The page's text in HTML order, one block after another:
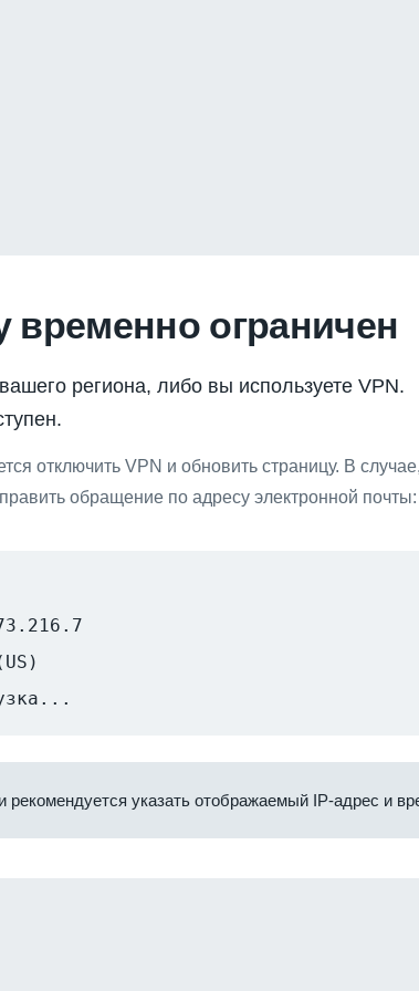
временно ограничен
региона, либо вы используете VPN.
отключить VPN и обновить страницу. В
обращение по адресу электронной почты:
указать отображаемый IP-адрес и